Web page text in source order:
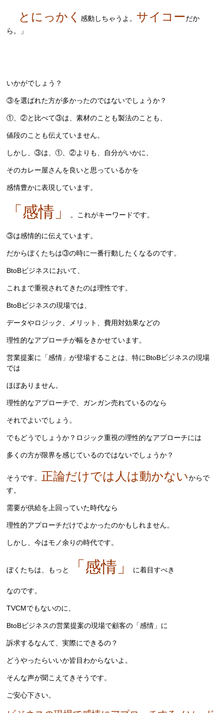
とにっかく感動しちゃうよ。 サイコーだか
ら。」
いかがでしょう？
③を選ばれた方が多かったのではないでしょうか？
①、②と比べて③は、素材のことも製法のことも、
値段のことも伝えていません。
しかし、③は、①、②よりも、自分がいかに、
そのカレー屋さんを良いと思っているかを
感情豊かに表現しています。
「感情」 。これがキーワードです。
③は感情的に伝えています。
だからぼくたちは③の時に一番行動したくなるのです。
BtoBビジネスにおいて、
これまで重視されてきたのは理性です。
BtoBビジネスの現場では、
データやロジック、メリット、費用対効果などの
理性的なアプローチが幅をきかせています。
営業提案に「感情」が登場することは、特にBtoBビジネスの現場
では
ほぼありません。
理性的なアプローチで、ガンガン売れているのなら
それでよいでしょう。
でもどうでしょうか？ロジック重視の理性的なアプローチには
多くの方が限界を感じているのではないでしょうか？
そうです。 正論だけでは人は動かないからで
す。
需要が供給を上回っていた時代なら
理性的アプローチだけでよかったのかもしれません。
しかし、今はモノ余りの時代です。
ぼくたちは、もっと 「感情」 に着目すべき
なのです。
TVCMでもないのに、
BtoBビジネスの営業提案の現場で顧客の「感情」に
訴求するなんて、実際にできるの？
どうやったらいいか皆目わからないよ。
そんな声が聞こえてきそうです。
ご安心下さい。